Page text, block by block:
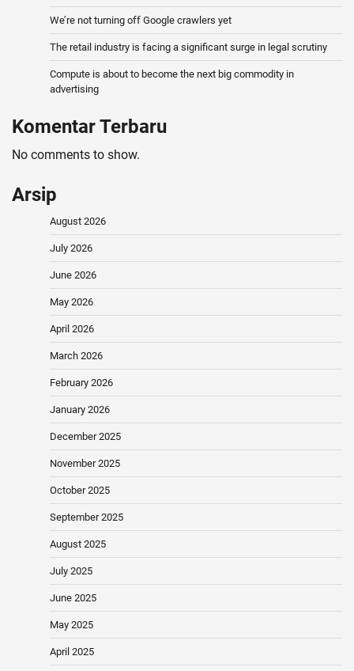
We’re not turning off Google crawlers yet
The retail industry is facing a significant surge in legal scrutiny
Compute is about to become the next big commodity in
advertising
Komentar Terbaru
No comments to show.
Arsip
August 2026
July 2026
June 2026
May 2026
April 2026
March 2026
February 2026
January 2026
December 2025
November 2025
October 2025
September 2025
August 2025
July 2025
June 2025
May 2025
April 2025